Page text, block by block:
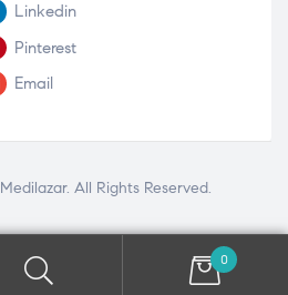
Linkedin
Pinterest
Email
Medilazar. All Rights Reserved.
0